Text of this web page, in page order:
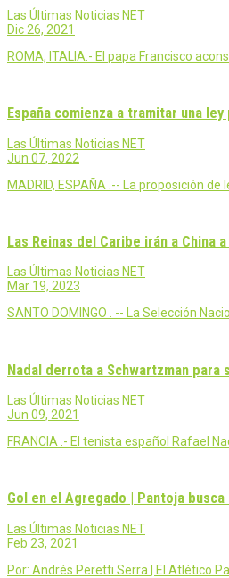
Las Últimas Noticias NET
Dic 26, 2021
ROMA, ITALIA.- El papa Francisco
España comienza a tramitar una
Las Últimas Noticias NET
Jun 07, 2022
MADRID, ESPAÑA .-- La proposición
Las Reinas del Caribe irán a China
Las Últimas Noticias NET
Mar 19, 2023
SANTO DOMINGO . -- La Selección
Nadal derrota a Schwartzman para
Las Últimas Noticias NET
Jun 09, 2021
FRANCIA .- El tenista español Rafael
Gol en el Agregado | Pantoja
Las Últimas Noticias NET
Feb 23, 2021
Por: Andrés Peretti Serra | El Atlético